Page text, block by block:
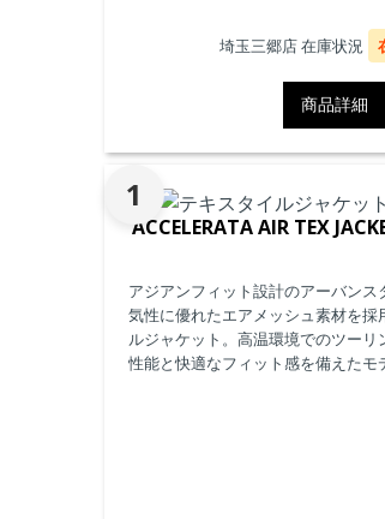
埼玉三郷店 在庫状況
商品詳細
1
ACCELERATA AIR TEX
アジアンフィット設計のアーバンス
気性に優れたエアメッシュ素材を採
ルジャケット。高温環境でのツー
性能と快適なフィット感を備えたモ